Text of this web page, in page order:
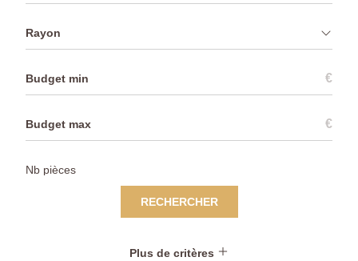
Rayon
€
€
RECHERCHER
Plus de critères